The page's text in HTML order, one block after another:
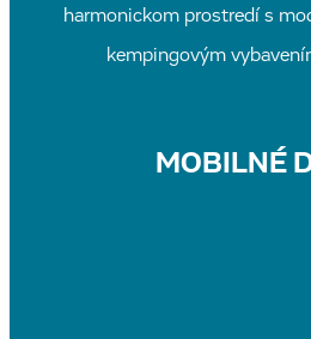
harmonickom prostredí s
kempingovým
MOBILNÉ